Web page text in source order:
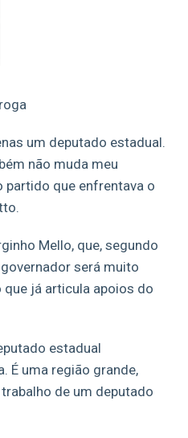
um deputado estadual.
não muda meu
partido que enfrentava o
Mello, que, segundo
será muito
que já articula apoios do
estadual
É uma região grande,
de um deputado